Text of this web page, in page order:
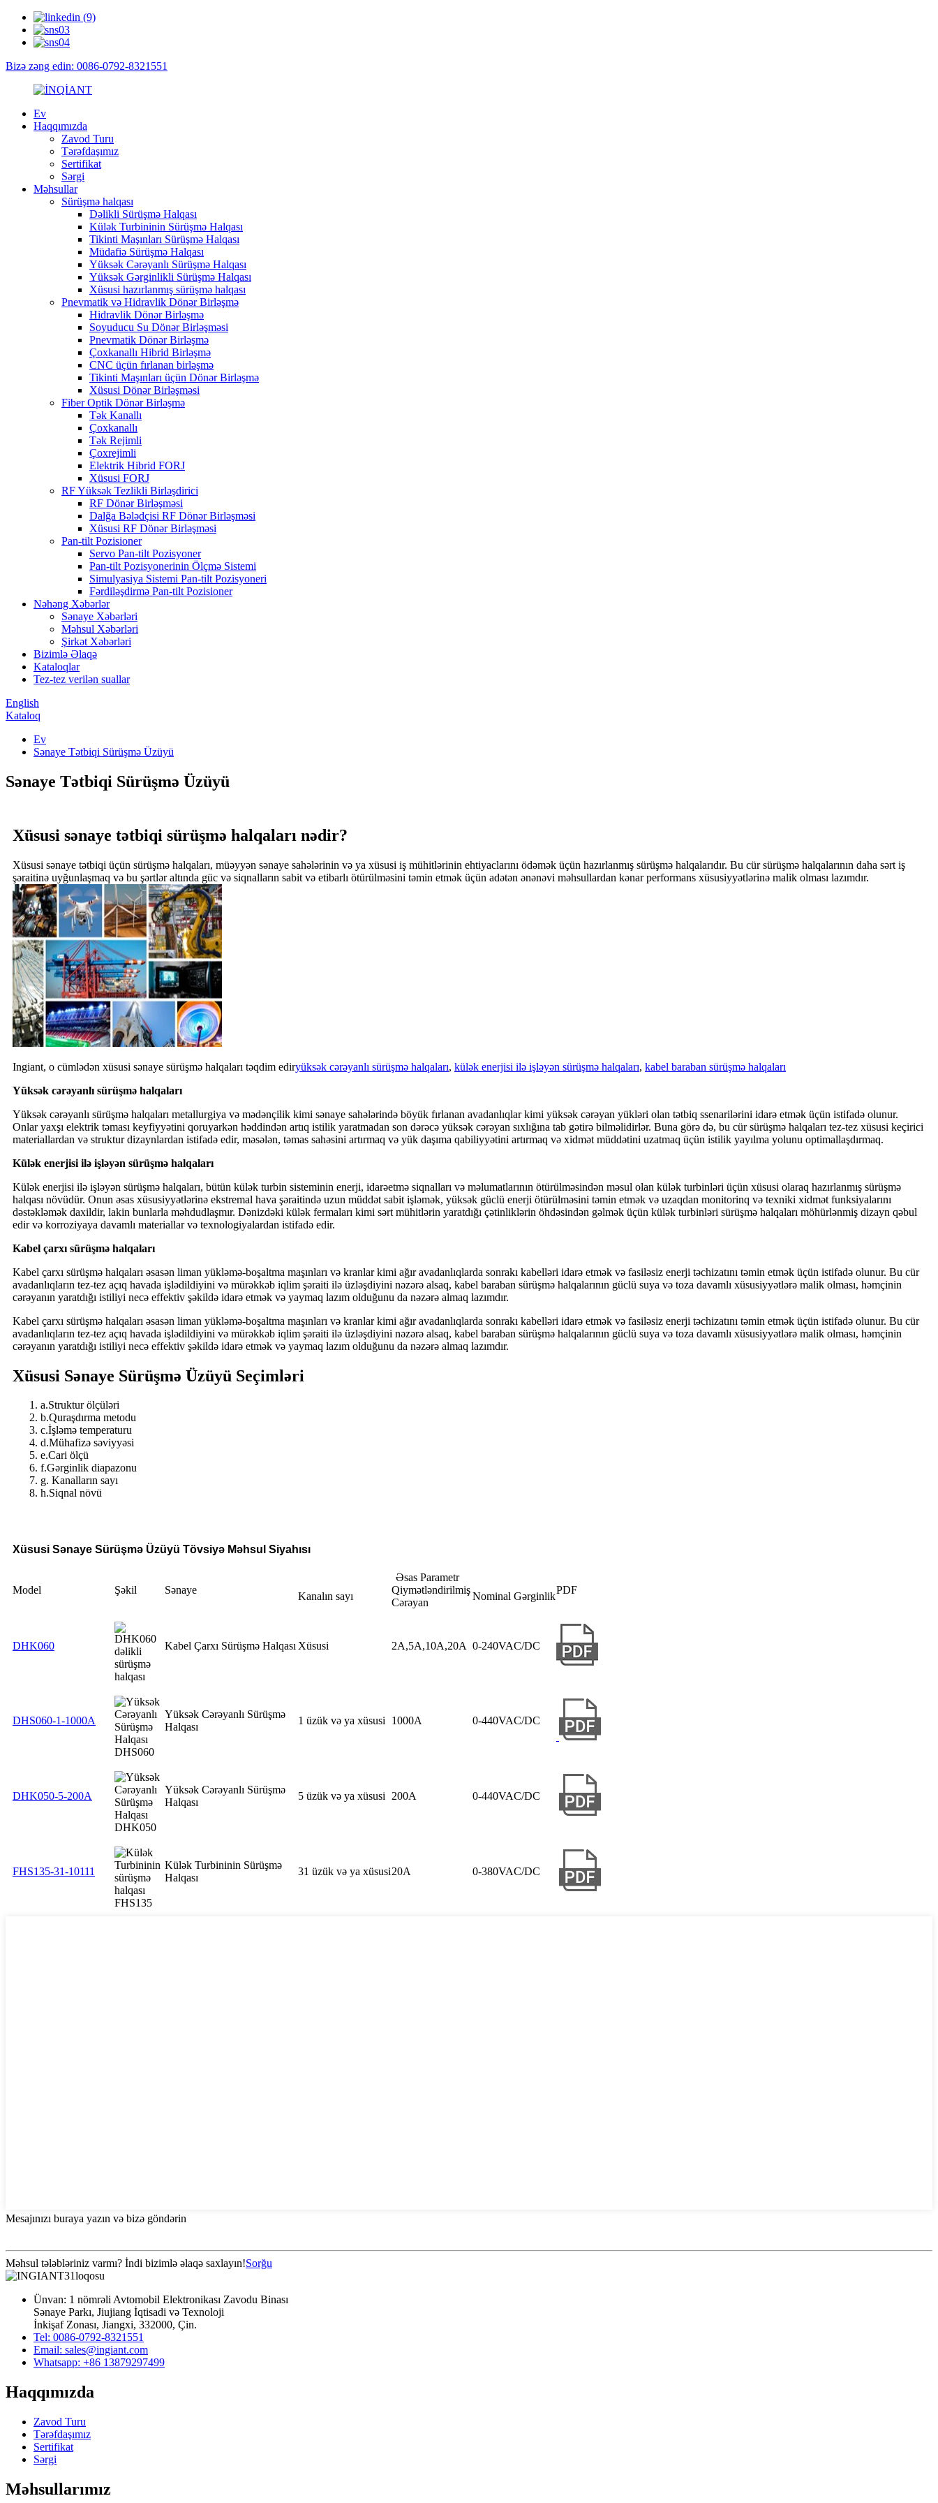
Bizə zəng edin: 0086-0792-8321551
Ev
Haqqımızda
Zavod Turu
Tərəfdaşımız
Sertifikat
Sərgi
Məhsullar
Sürüşmə halqası
Dəlikli Sürüşmə Halqası
Külək Turbininin Sürüşmə Halqası
Tikinti Maşınları Sürüşmə Halqası
Müdafiə Sürüşmə Halqası
Yüksək Cərəyanlı Sürüşmə Halqası
Yüksək Gərginlikli Sürüşmə Halqası
Xüsusi hazırlanmış sürüşmə halqası
Pnevmatik və Hidravlik Dönər Birləşmə
Hidravlik Dönər Birləşmə
Soyuducu Su Dönər Birləşməsi
Pnevmatik Dönər Birləşmə
Çoxkanallı Hibrid Birləşmə
CNC üçün fırlanan birləşmə
Tikinti Maşınları üçün Dönər Birləşmə
Xüsusi Dönər Birləşməsi
Fiber Optik Dönər Birləşmə
Tək Kanallı
Çoxkanallı
Tək Rejimli
Çoxrejimli
Elektrik Hibrid FORJ
Xüsusi FORJ
RF Yüksək Tezlikli Birləşdirici
RF Dönər Birləşməsi
Dalğa Bələdçisi RF Dönər Birləşməsi
Xüsusi RF Dönər Birləşməsi
Pan-tilt Pozisioner
Servo Pan-tilt Pozisyoner
Pan-tilt Pozisyonerinin Ölçmə Sistemi
Simulyasiya Sistemi Pan-tilt Pozisyoneri
Fərdiləşdirmə Pan-tilt Pozisioner
Nəhəng Xəbərlər
Sənaye Xəbərləri
Məhsul Xəbərləri
Şirkət Xəbərləri
Bizimlə Əlaqə
Kataloqlar
Tez-tez verilən suallar
English
Kataloq
Ev
Sənaye Tətbiqi Sürüşmə Üzüyü
Sənaye Tətbiqi Sürüşmə Üzüyü
Xüsusi sənaye tətbiqi sürüşmə halqaları nədir?
Xüsusi sənaye tətbiqi üçün sürüşmə halqaları, müəyyən sənaye sahələrinin və ya xüsusi iş mühitlərinin ehtiyaclarını ödəmək üçün hazırlanmış sürüşmə halqalarıdır. Bu cür sürüşmə halqalarının daha sərt iş
şəraitinə uyğunlaşmaq və bu şərtlər altında güc və siqnalların sabit və etibarlı ötürülməsini təmin etmək üçün adətən ənənəvi məhsullardan kənar performans xüsusiyyətlərinə malik olması lazımdır.
Ingiant, o cümlədən xüsusi sənaye sürüşmə halqaları təqdim ediryüksək cərəyanlı sürüşmə halqaları, külək enerjisi ilə işləyən sürüşmə halqaları, kabel baraban sürüşmə halqaları
Yüksək cərəyanlı sürüşmə halqaları
Yüksək cərəyanlı sürüşmə halqaları metallurgiya və mədənçilik kimi sənaye sahələrində böyük fırlanan avadanlıqlar kimi yüksək cərəyan yükləri olan tətbiq ssenarilərini idarə etmək üçün istifadə olunur.
Onlar yaxşı elektrik təması keyfiyyətini qoruyarkən həddindən artıq istilik yaratmadan son dərəcə yüksək cərəyan sıxlığına tab gətirə bilməlidirlər. Buna görə də, bu cür sürüşmə halqaları tez-tez xüsusi keçirici
materiallardan və struktur dizaynlardan istifadə edir, məsələn, təmas sahəsini artırmaq və yük daşıma qabiliyyətini artırmaq və xidmət müddətini uzatmaq üçün istilik yayılma yolunu optimallaşdırmaq.
Külək enerjisi ilə işləyən sürüşmə halqaları
Külək enerjisi ilə işləyən sürüşmə halqaları, bütün külək turbin sisteminin enerji, idarəetmə siqnalları və məlumatlarının ötürülməsindən məsul olan külək turbinləri üçün xüsusi olaraq hazırlanmış sürüşmə
halqası növüdür. Onun əsas xüsusiyyətlərinə ekstremal hava şəraitində uzun müddət sabit işləmək, yüksək güclü enerji ötürülməsini təmin etmək və uzaqdan monitorinq və texniki xidmət funksiyalarını
dəstəkləmək daxildir, lakin bunlarla məhdudlaşmır. Dənizdəki külək fermaları kimi sərt mühitlərin yaratdığı çətinliklərin öhdəsindən gəlmək üçün külək turbinləri sürüşmə halqaları möhürlənmiş dizayn qəbul
edir və korroziyaya davamlı materiallar və texnologiyalardan istifadə edir.
Kabel çarxı sürüşmə halqaları
Kabel çarxı sürüşmə halqaları əsasən liman yükləmə-boşaltma maşınları və kranlar kimi ağır avadanlıqlarda sonrakı kabelləri idarə etmək və fasiləsiz enerji təchizatını təmin etmək üçün istifadə olunur. Bu cür
avadanlıqların tez-tez açıq havada işlədildiyini və mürəkkəb iqlim şəraiti ilə üzləşdiyini nəzərə alsaq, kabel baraban sürüşmə halqalarının güclü suya və toza davamlı xüsusiyyətlərə malik olması, həmçinin
cərəyanın yaratdığı istiliyi necə effektiv şəkildə idarə etmək və yaymaq lazım olduğunu da nəzərə almaq lazımdır.
Kabel çarxı sürüşmə halqaları əsasən liman yükləmə-boşaltma maşınları və kranlar kimi ağır avadanlıqlarda sonrakı kabelləri idarə etmək və fasiləsiz enerji təchizatını təmin etmək üçün istifadə olunur. Bu cür
avadanlıqların tez-tez açıq havada işlədildiyini və mürəkkəb iqlim şəraiti ilə üzləşdiyini nəzərə alsaq, kabel baraban sürüşmə halqalarının güclü suya və toza davamlı xüsusiyyətlərə malik olması, həmçinin
cərəyanın yaratdığı istiliyi necə effektiv şəkildə idarə etmək və yaymaq lazım olduğunu da nəzərə almaq lazımdır.
Xüsusi Sənaye Sürüşmə Üzüyü Seçimləri
a.Struktur ölçüləri
b.Quraşdırma metodu
c.İşləmə temperaturu
d.Mühafizə səviyyəsi
e.Cari ölçü
f.Gərginlik diapazonu
g. Kanalların sayı
h.Siqnal növü
Xüsusi Sənaye Sürüşmə Üzüyü Tövsiyə Məhsul Siyahısı
Model Şəkil Sənaye
Əsas Parametr
PDF
Kanalın sayı
Qiymətləndirilmiş
Cərəyan
Nominal Gərginlik
DHK060 Kabel Çarxı Sürüşmə Halqası Xüsusi 2A,5A,10A,20A 0-240VAC/DC
DHS060-1-1000A
Yüksək Cərəyanlı Sürüşmə
Halqası
1 üzük və ya xüsusi 1000A 0-440VAC/DC
DHK050-5-200A
Yüksək Cərəyanlı Sürüşmə
Halqası
5 üzük və ya xüsusi 200A 0-440VAC/DC
FHS135-31-10111
Külək Turbininin Sürüşmə
Halqası
31 üzük və ya xüsusi20A 0-380VAC/DC
Mesajınızı buraya yazın və bizə göndərin
Məhsul tələbləriniz varmı? İndi bizimlə əlaqə saxlayın!Sorğu
Ünvan: 1 nömrəli Avtomobil Elektronikası Zavodu Binası
Sənaye Parkı, Jiujiang İqtisadi və Texnoloji
İnkişaf Zonası, Jiangxi, 332000, Çin.
Tel: 0086-0792-8321551
Email: sales@ingiant.com
Whatsapp: +86 13879297499
Haqqımızda
Zavod Turu
Tərəfdaşımız
Sertifikat
Sərgi
Məhsullarımız